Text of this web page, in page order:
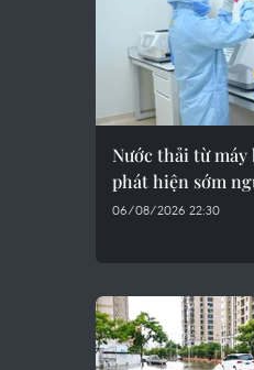
Nước thải từ máy
phát hiện sớm
06/08/2026 22:30